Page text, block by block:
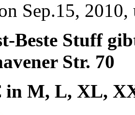
Sep.15,
Beste Stuff
Str. 70
in M, L, XL,